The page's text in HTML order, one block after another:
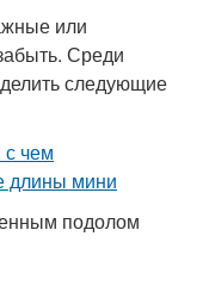
или
Среди
следующие
подолом